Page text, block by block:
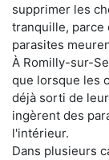
supprimer les
tranquille, parce
parasites
À Romilly-sur-
que lorsque les
déjà sorti de
ingèrent des
l'intérieur.
Dans plusieurs